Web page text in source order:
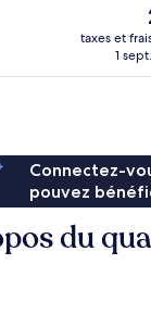
taxes et
1
Connectez-
pouvez
du